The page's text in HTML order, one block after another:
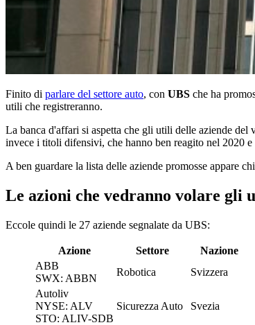
Finito di parlare del settore auto, con UBS che ha
utili che registreranno.
La banca d'affari si aspetta che gli utili delle aziende del
invece i titoli difensivi, che hanno ben reagito nel 2020
A ben guardare la lista delle aziende promosse appare
Le azioni che vedranno volare gli
Eccole quindi le 27 aziende segnalate da UBS:
Azione Settore
Nazione
ABB
SWX: ABBN
Robotica
Svizzera
Autoliv
NYSE: ALV
STO: ALIV-SDB
Sicurezza Auto Svezia